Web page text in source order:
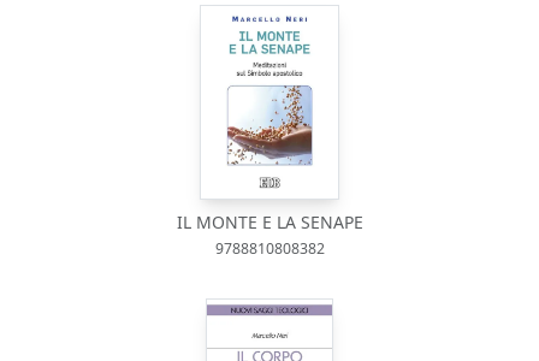
IL MONTE E LA SENAPE
9788810808382